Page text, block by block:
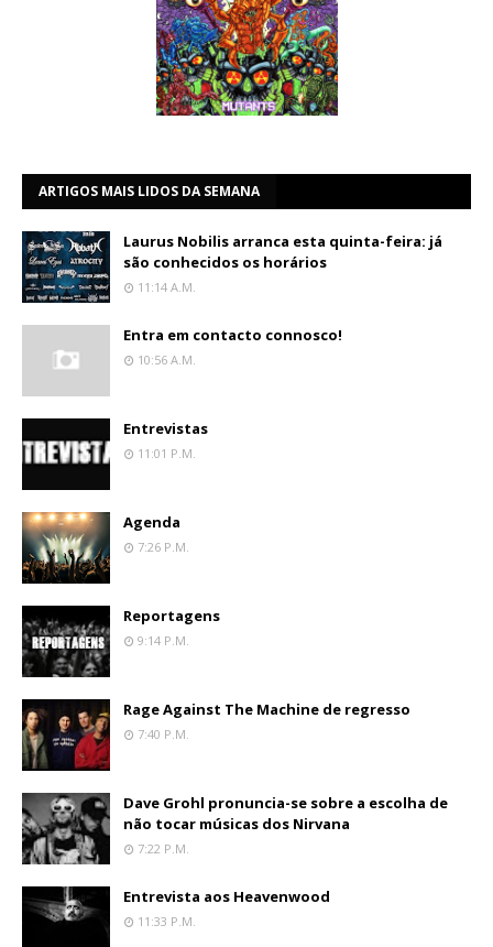
ARTIGOS MAIS LIDOS DA SEMANA
Laurus Nobilis arranca esta quinta-feira: já
são conhecidos os horários
11:14 A.m.
Entra em contacto connosco!
10:56 A.m.
Entrevistas
11:01 P.m.
Agenda
7:26 P.m.
Reportagens
9:14 P.m.
Rage Against The Machine de regresso
7:40 P.m.
Dave Grohl pronuncia-se sobre a escolha de
não tocar músicas dos Nirvana
7:22 P.m.
Entrevista aos Heavenwood
11:33 P.m.